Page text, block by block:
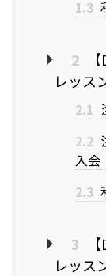
1.3
2
レッス
2.1
2.2
入会
2.3
3
レッス